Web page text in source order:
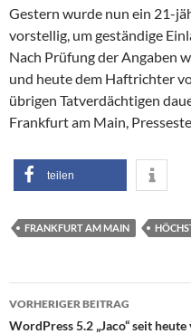
Gestern wurde nun ein 21-
vorstellig, um geständige
Nach Prüfung der Angaben
und heute dem Haftrichter
übrigen Tatverdächtigen
Frankfurt am Main,
teilen
FRANKFURT AM MAIN
VORHERIGER BEITRAG
WordPress 5.2 „Jaco“ seit